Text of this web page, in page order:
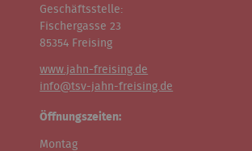
Geschäftsstelle:
Fischergasse 23
85354 Freising
www.jahn-freising.de
info@tsv-jahn-freising.de
Öffnungszeiten:
Montag